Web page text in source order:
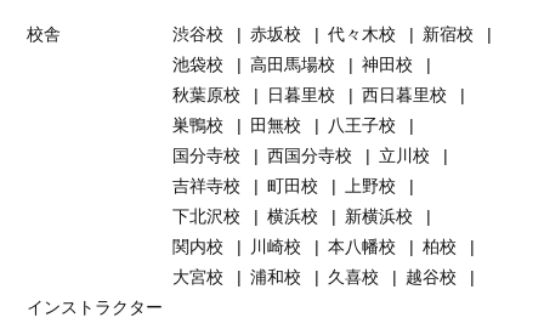
校舎 渋谷校 赤坂校 代々木校
新宿校
池袋校
高田馬場校
神田校
秋葉原校
日暮里校
西日暮里校
巣鴨校
田無校
八王子校
国分寺校
西国分寺校
立川校
吉祥寺校
町田校
上野校
下北沢校
横浜校
新横浜校
関内校
川崎校 本八幡校
柏校
大宮校
浦和校 久喜校
越谷校
インストラクター